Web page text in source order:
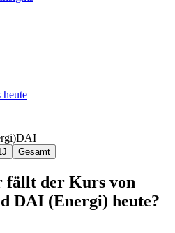
DAI
Gesamt
fällt der Kurs von
DAI (Energi) heute?